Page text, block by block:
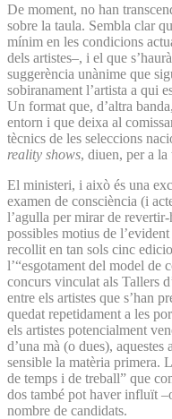
De moment, no han
sobre la taula. Sembla clar
mínim en les condicions
dels artistes–, i el que
suggerència unànime que
sobiranament l’artista a qui
Un format que, d’altra
entorn i que deixa al
tècnics de les seleccions
reality shows, diuen, per a la
El ministeri, i això és una
examen de consciència (i
l’agulla per mirar de
possibles motius de
recollit en tan sols cinc
l’“esgotament del model de
concurs vinculat als Tallers
entre els artistes que s’han
quedat repetidament a les
els artistes potencialment
d’una mà (o dues),
sensible la matèria primera.
de temps i de treball” que
dos també pot haver influït
nombre de candidats.